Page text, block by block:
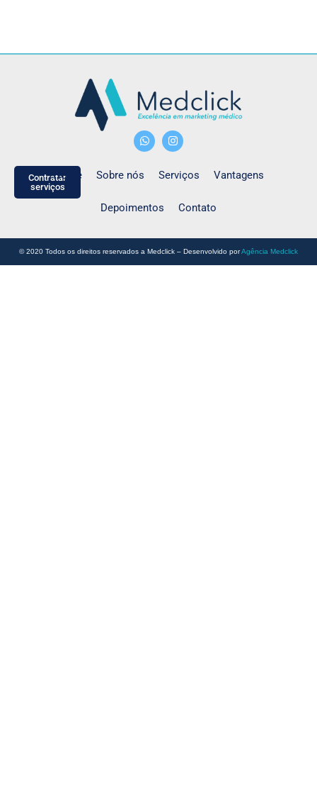
Home Sobre nós Serviços Vantagens
Depoimentos Contato
Contratar
serviços
© 2020 Todos os direitos reservados a Medclick – Desenvolvido porAgência Medclick